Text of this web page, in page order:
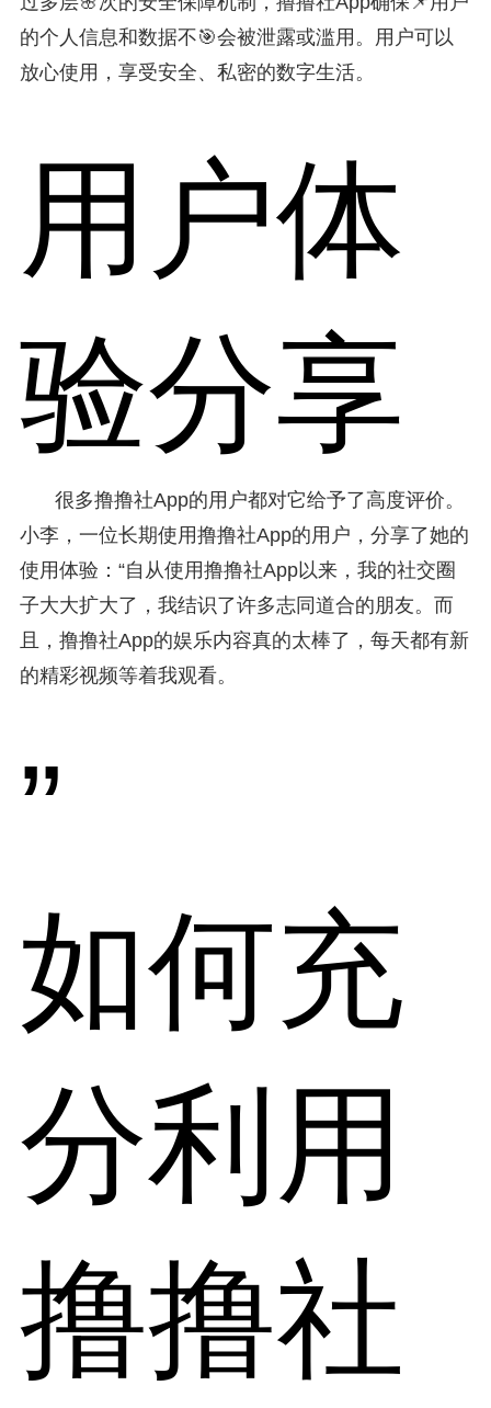
的个人信息和数据不🎯会被泄露或滥用。用户可以
放心使用，享受安全、私密的数字生活。
用户体
验分享
很多撸撸社App的用户都对它给予了高度评价。
小李，一位长期使用撸撸社App的用户，分享了她的
使用体验：“自从使用撸撸社App以来，我的社交圈
子大大扩大了，我结识了许多志同道合的朋友。而
且，撸撸社App的娱乐内容真的太棒了，每天都有新
的精彩视频等着我观看。
”
如何充
分利用
撸撸社